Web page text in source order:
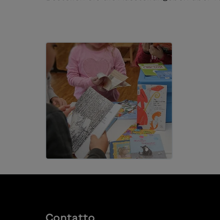
Contatto